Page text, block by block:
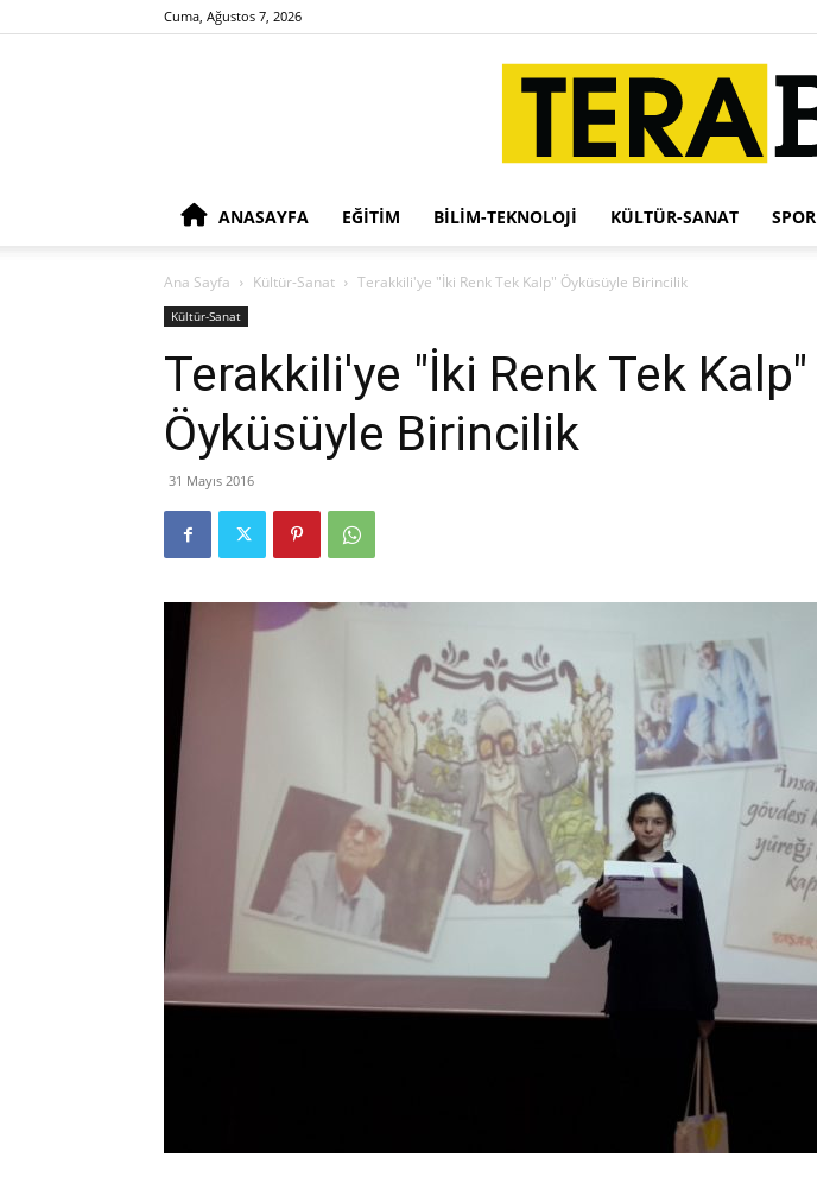
Cuma, Ağustos 7, 2026
ANASAYFA EĞITIM BILIM-TEKNOLOJI KÜLTÜR-SANAT SPOR
Ana Sayfa Kültür-Sanat Terakkili'ye "İki Renk Tek Kalp" Öyküsüyle Birincilik
Kültür-Sanat
Terakkili'ye "İki Renk Tek Kalp"
Öyküsüyle Birincilik
31 Mayıs 2016